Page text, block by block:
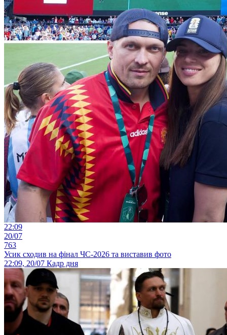
22:09
20/07
763
Усик сходив на фінал ЧС-2026 та виставив фото
22:09, 20/07 Кадр дня